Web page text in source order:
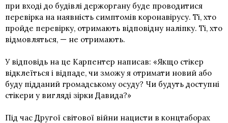
при вході до будівлі держоргану буде проводитися
перевірка на наявність симптомів коронавірусу. Ті, хто
пройде перевірку, отримають відповідну наліпку. Ті, хто
відмовляться, — не отримають.
У відповідь на це Карпентер написав: «Якщо стікер
відклеїться і відпаде, чи зможу я отримати новий або
буду підданий громадському осуду? Чи будуть доступні
стікери у вигляді зірки Давида?»
Під час Другої світової війни нацисти в концтаборах